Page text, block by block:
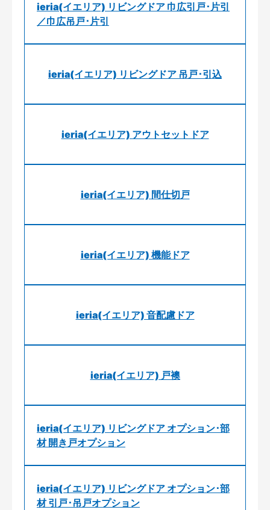
ieria(イエリア) リビングドア 巾広引戸･片引
／巾広吊戸･片引
ieria(イエリア) リビングドア 吊戸･引込
ieria(イエリア) アウトセットドア
ieria(イエリア) 間仕切戸
ieria(イエリア) 機能ドア
ieria(イエリア) 音配慮ドア
ieria(イエリア) 戸襖
ieria(イエリア) リビングドア オプション･部
材 開き戸オプション
ieria(イエリア) リビングドア オプション･部
材 引戸･吊戸オプション